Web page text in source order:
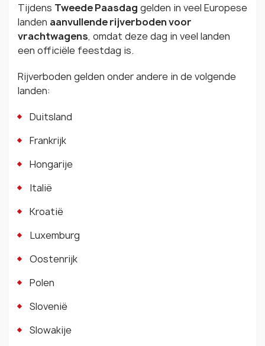
Tijdens Tweede Paasdag gelden in veel Europese
landen aanvullende rijverboden voor
vrachtwagens, omdat deze dag in veel landen
een officiële feestdag is.
Rijverboden gelden onder andere in de volgende
landen:
Duitsland
Frankrijk
Hongarije
Italië
Kroatië
Luxemburg
Oostenrijk
Polen
Slovenië
Slowakije